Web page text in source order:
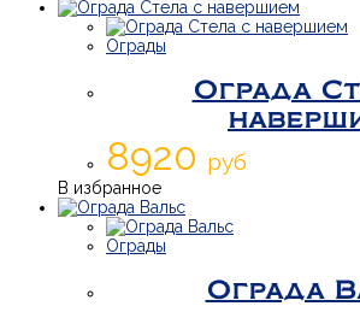
Ограды
Ограда
8920 руб
В избранное
Ограды
Ограда